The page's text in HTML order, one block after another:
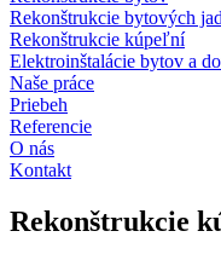
Rekonštrukcie bytových
Rekonštrukcie kúpeľní
Elektroinštalácie bytov a
Naše práce
Priebeh
Referencie
O nás
Kontakt
Rekonštrukcie